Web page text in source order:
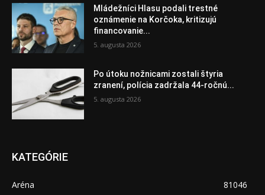
Mládežníci Hlasu podali trestné
oznámenie na Korčoka, kritizujú
financovanie...
5. augusta 2026
Po útoku nožnicami zostali štyria
zranení, polícia zadržala 44-ročnú...
5. augusta 2026
KATEGÓRIE
Aréna
81046